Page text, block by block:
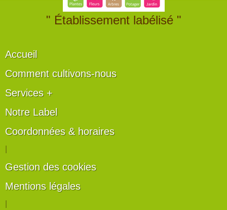
" Établissement labélisé "
Accueil
Comment cultivons-nous
Services +
Notre Label
Coordonnées & horaires
Gestion des cookies
Mentions légales